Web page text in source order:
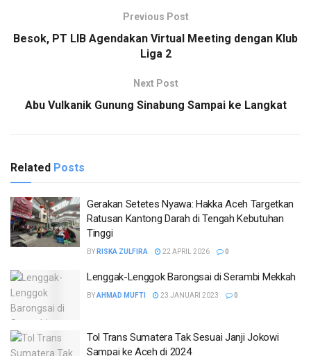
Previous Post
Besok, PT LIB Agendakan Virtual Meeting dengan Klub
Liga 2
Next Post
Abu Vulkanik Gunung Sinabung Sampai ke Langkat
Related Posts
Gerakan Setetes Nyawa: Hakka Aceh Targetkan
Ratusan Kantong Darah di Tengah Kebutuhan
Tinggi
BY RISKA ZULFIRA 22 APRIL 2026 0
Lenggak-Lenggok Barongsai di Serambi Mekkah
BYAHMAD MUFTI 23 JANUARI 2023 0
Tol Trans Sumatera Tak Sesuai Janji Jokowi
Sampai ke Aceh di 2024